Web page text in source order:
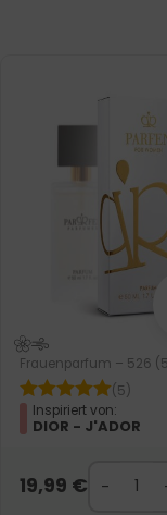
Frauenparfum – 526
(5)
Inspiriert von:
DIOR - J'ADOR
19,99 €